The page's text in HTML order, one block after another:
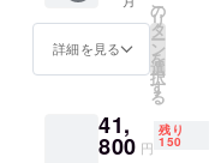
ンプファイ
ヤーの問合
せ先からお
下さい。
詳細を見る
の
リ
タ
ー
ン
を
選
択
す
る
41,
800 円
残り
150